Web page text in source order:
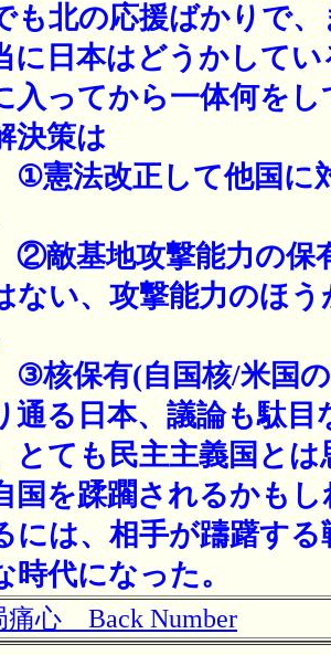
も北の応援ばかりで
に日本はどうかして
入ってから一体何を
決策は
①憲法改正して他国に
②敵基地攻撃能力の保
ない、攻撃能力のほ
③核保有(自国核/米国
通る日本、議論も駄目
とても民主主義国とは
国を蹂躙されるかも
には、相手が躊躇す
時代になった。
痛心 Back Number